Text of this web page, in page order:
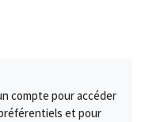
compte pour accéder
et pour